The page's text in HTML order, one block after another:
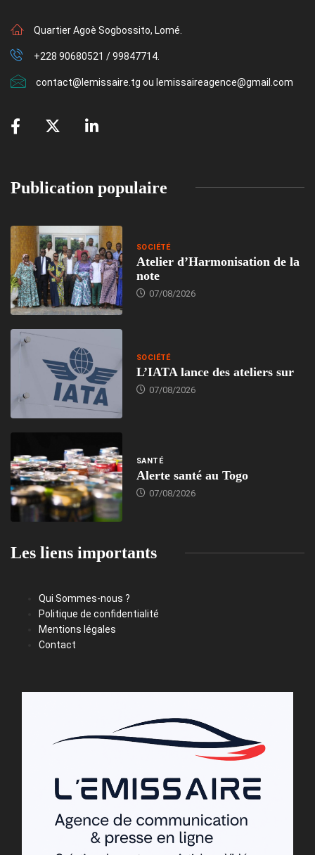
Quartier Agoè Sogbossito, Lomé.
+228 90680521 / 99847714.
contact@lemissaire.tg ou lemissaireagence@gmail.com
Publication populaire
SOCIÉTÉ
Atelier d’Harmonisation de la
note
07/08/2026
SOCIÉTÉ
L’IATA lance des ateliers sur
07/08/2026
SANTÉ
Alerte santé au Togo
07/08/2026
Les liens importants
Qui Sommes-nous ?
Politique de confidentialité
Mentions légales
Contact